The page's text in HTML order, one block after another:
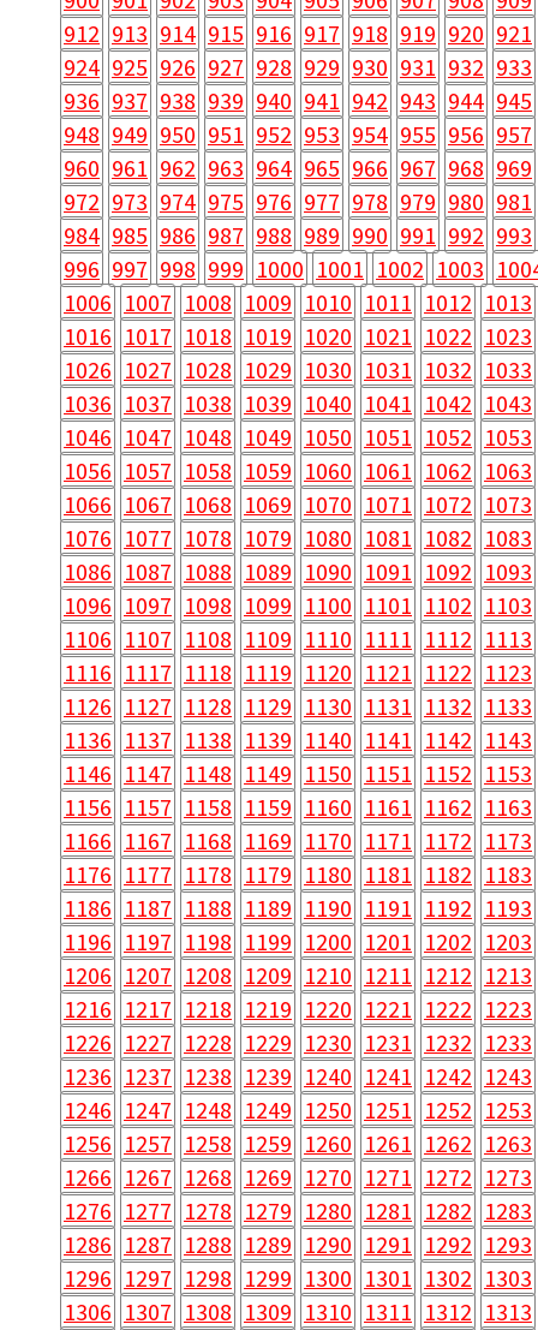
912 913 914 915 916 917 918 919 920 921
924 925 926 927 928 929 930 931 932 933
936 937 938 939 940 941 942 943 944 945
948 949 950 951 952 953 954 955 956 957
960 961 962 963 964 965 966 967 968 969
972 973 974 975 976 977 978 979 980 981
984 985 986 987 988 989 990 991 992 993
996 997 998 999 1000 1001 1002 1003
1006 1007 1008 1009 1010 1011 1012 1013
1016 1017 1018 1019 1020 1021 1022 1023
1026 1027 1028 1029 1030 1031 1032 1033
1036 1037 1038 1039 1040 1041 1042 1043
1046 1047 1048 1049 1050 1051 1052 1053
1056 1057 1058 1059 1060 1061 1062 1063
1066 1067 1068 1069 1070 1071 1072 1073
1076 1077 1078 1079 1080 1081 1082 1083
1086 1087 1088 1089 1090 1091 1092 1093
1096 1097 1098 1099 1100 1101 1102 1103
1106 1107 1108 1109 1110 1111 1112 1113
1116 1117 1118 1119 1120 1121 1122 1123
1126 1127 1128 1129 1130 1131 1132 1133
1136 1137 1138 1139 1140 1141 1142 1143
1146 1147 1148 1149 1150 1151 1152 1153
1156 1157 1158 1159 1160 1161 1162 1163
1166 1167 1168 1169 1170 1171 1172 1173
1176 1177 1178 1179 1180 1181 1182 1183
1186 1187 1188 1189 1190 1191 1192 1193
1196 1197 1198 1199 1200 1201 1202 1203
1206 1207 1208 1209 1210 1211 1212 1213
1216 1217 1218 1219 1220 1221 1222 1223
1226 1227 1228 1229 1230 1231 1232 1233
1236 1237 1238 1239 1240 1241 1242 1243
1246 1247 1248 1249 1250 1251 1252 1253
1256 1257 1258 1259 1260 1261 1262 1263
1266 1267 1268 1269 1270 1271 1272 1273
1276 1277 1278 1279 1280 1281 1282 1283
1286 1287 1288 1289 1290 1291 1292 1293
1296 1297 1298 1299 1300 1301 1302 1303
1306 1307 1308 1309 1310 1311 1312 1313